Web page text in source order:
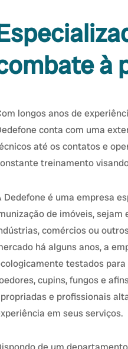
à
longos anos de
conta com uma
até os contatos e
treinamento
Dedefone é uma empresa
de imóveis, sejam
comércios ou
há alguns anos, a
testados
cupins, fungos e
e profissionais
em seus serviços.